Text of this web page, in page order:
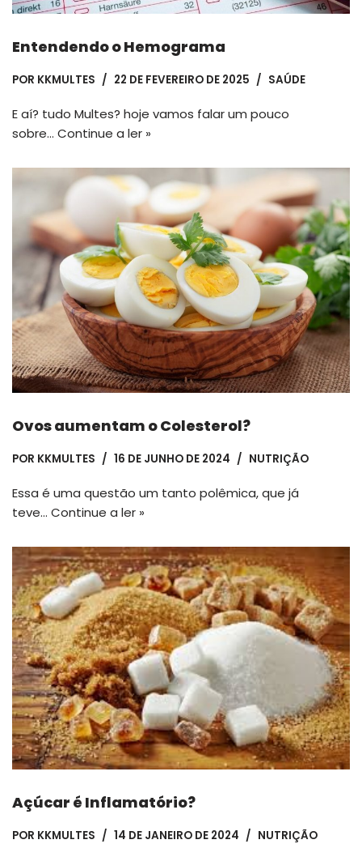
Entendendo o Hemograma
POR KKMULTES 22 DE FEVEREIRO DE 2025 SAÚDE
E aí? tudo Multes? hoje vamos falar um pouco
sobre… Continue a ler »
Ovos aumentam o Colesterol?
POR KKMULTES 16 DE JUNHO DE 2024 NUTRIÇÃO
Essa é uma questão um tanto polêmica, que já
teve… Continue a ler »
Açúcar é Inflamatório?
POR KKMULTES 14 DE JANEIRO DE 2024 NUTRIÇÃO